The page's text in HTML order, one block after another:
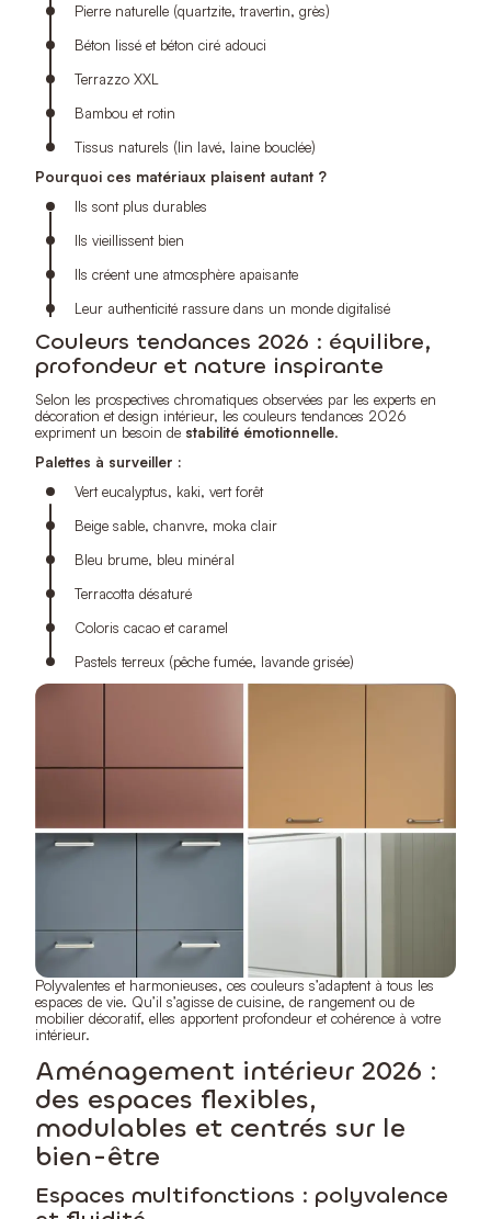
Pierre naturelle (quartzite, travertin, grès)
Béton lissé et béton ciré adouci
Terrazzo XXL
Bambou et rotin
Tissus naturels (lin lavé, laine bouclée)
Pourquoi ces matériaux plaisent autant ?
Ils sont plus durables
Ils vieillissent bien
Ils créent une atmosphère apaisante
Leur authenticité rassure dans un monde digitalisé
Couleurs tendances 2026 : équilibre,
profondeur et nature inspirante
Selon les prospectives chromatiques observées par les experts en
décoration et design intérieur, les couleurs tendances 2026
expriment un besoin de stabilité émotionnelle.
Palettes à surveiller :
Vert eucalyptus, kaki, vert forêt
Beige sable, chanvre, moka clair
Bleu brume, bleu minéral
Terracotta désaturé
Coloris cacao et caramel
Pastels terreux (pêche fumée, lavande grisée)
Polyvalentes et harmonieuses, ces couleurs s’adaptent à tous les
espaces de vie. Qu’il s’agisse de cuisine, de rangement ou de
mobilier décoratif, elles apportent profondeur et cohérence à votre
intérieur.
Aménagement intérieur 2026 :
des espaces flexibles,
modulables et centrés sur le
bien-être
Espaces multifonctions : polyvalence